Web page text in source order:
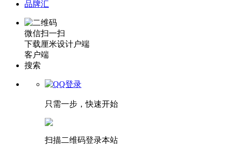
品牌汇
微信扫一扫
下载厘米设计户端
客户端
搜索
只需一步，快速开始
扫描二维码登录本站